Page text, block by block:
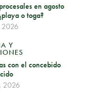
en agosto
o toga?
2026
Y
con el concebido
2026